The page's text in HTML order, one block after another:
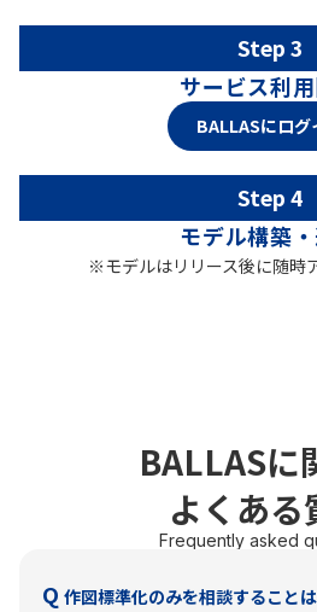
Step 3
サービス利
BALLASにログ
Step 4
モデル構築
※モデルはリリース後に随時
BALLASに
よくある
Frequently asked
Q 作図標準化のみを相談すること